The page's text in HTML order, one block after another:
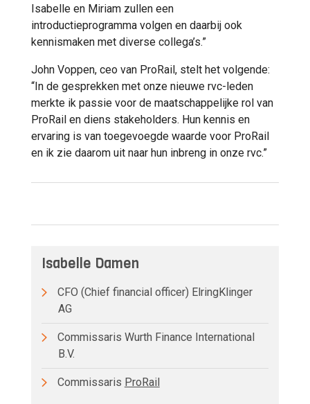
Isabelle en Miriam zullen een
introductieprogramma volgen en daarbij ook
kennismaken met diverse collega’s.”
John Voppen, ceo van ProRail, stelt het volgende:
“In de gesprekken met onze nieuwe rvc-leden
merkte ik passie voor de maatschappelijke rol van
ProRail en diens stakeholders. Hun kennis en
ervaring is van toegevoegde waarde voor ProRail
en ik zie daarom uit naar hun inbreng in onze rvc.”
Isabelle Damen
CFO (Chief financial officer) ElringKlinger
AG
Commissaris Wurth Finance International
B.V.
Commissaris ProRail